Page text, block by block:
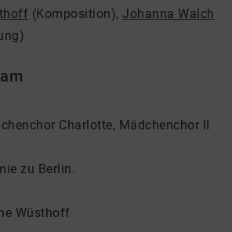
(Komposition), Johanna Walch
Charlotte, Mädchenchor II
zu Berlin.
Wüsthoff